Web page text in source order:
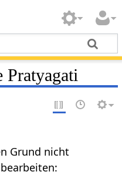
Pratyagati
Grund nicht